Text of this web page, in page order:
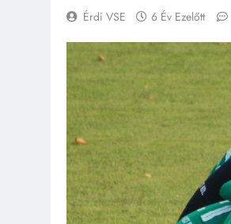
Érdi VSE 6 Év Ezelőtt